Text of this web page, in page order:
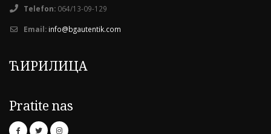
Telefon: 064/13-09-129
Email: info@bgautentik.com
ЋИРИЛИЦА
Pratite nas